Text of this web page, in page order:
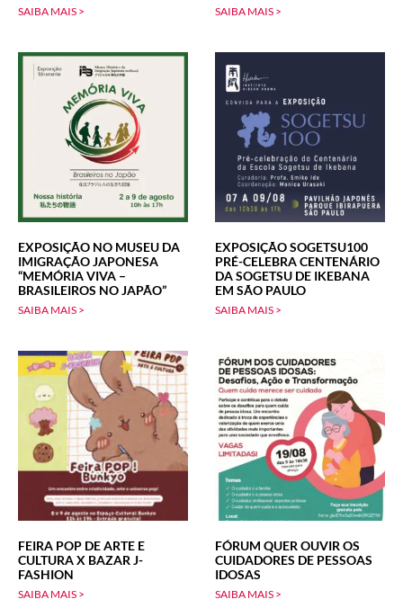
SAIBA MAIS > SAIBA MAIS >
EXPOSIÇÃO NO MUSEU DA
IMIGRAÇÃO JAPONESA
“MEMÓRIA VIVA –
BRASILEIROS NO JAPÃO”
SAIBA MAIS >
EXPOSIÇÃO SOGETSU100
PRÉ-CELEBRA CENTENÁRIO
DA SOGETSU DE IKEBANA
EM SÃO PAULO
SAIBA MAIS >
FEIRA POP DE ARTE E
CULTURA X BAZAR J-
FASHION
SAIBA MAIS >
FÓRUM QUER OUVIR OS
CUIDADORES DE PESSOAS
IDOSAS
SAIBA MAIS >